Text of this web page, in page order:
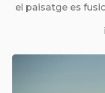
el paisatge es